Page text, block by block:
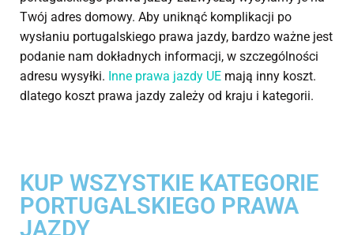
Twój adres domowy. Aby uniknąć komplikacji po
wysłaniu portugalskiego prawa jazdy, bardzo ważne jest
podanie nam dokładnych informacji, w szczególności
adresu wysyłki. Inne prawa jazdy UE mają inny koszt.
dlatego koszt prawa jazdy zależy od kraju i kategorii.
KUP WSZYSTKIE KATEGORIE
PORTUGALSKIEGO PRAWA
JAZDY